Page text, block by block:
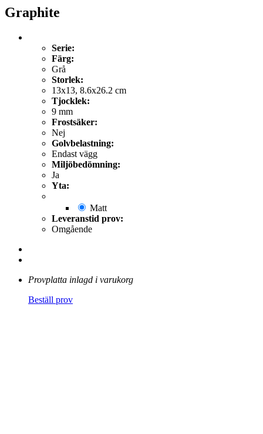
Graphite
Serie:
Färg:
Grå
Storlek:
13x13, 8.6x26.2 cm
Tjocklek:
9 mm
Frostsäker:
Nej
Golvbelastning:
Endast vägg
Miljöbedömning:
Ja
Yta:
Matt
Leveranstid prov:
Omgående
Provplatta inlagd i varukorg
Beställ prov